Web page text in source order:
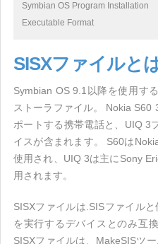
Symbian OS Program Installation
Executable Format
SISXファイルと
Symbian OS 9.1以降を使用す
ストーラファイル。 Nokia S60
ポートする携帯電話と、UIQ 3
イスが含まれます。 S60は
使用され、UIQ 3は主にSony
用されます。
SISXファイルは.SISファイル
を実行するデバイスとのみ互
SISXファイルは、MakeSISツ